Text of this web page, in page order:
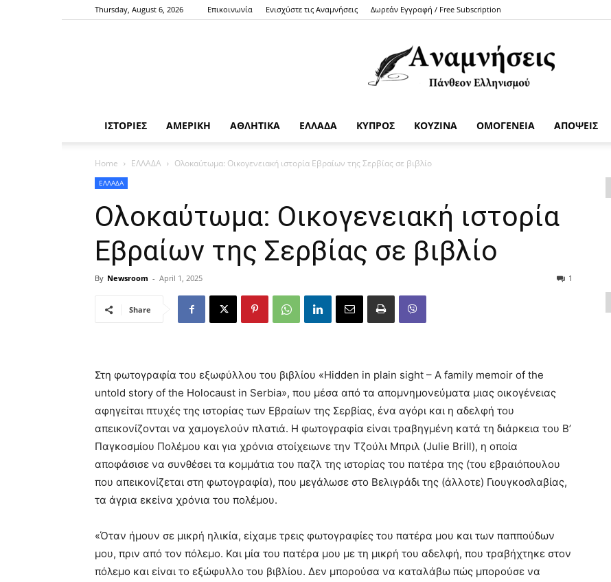
Thursday, August 6, 2026 Επικοινωνία Ενισχύστε τις Αναμνήσεις Δωρεάν Εγγραφή / Free Subscription
ΙΣΤΟΡΙΕΣ ΑΜΕΡΙΚΗ ΑΘΛΗΤΙΚΑ ΕΛΛΑΔΑ ΚΥΠΡΟΣ ΚΟΥΖΙΝΑ ΟΜΟΓΕΝΕΙΑ ΑΠΟΨΕΙΣ
Home ΕΛΛΑΔΑ Ολοκαύτωμα: Οικογενειακή ιστορία Εβραίων της Σερβίας σε βιβλίο
ΕΛΛΑΔΑ
Ολοκαύτωμα: Οικογενειακή ιστορία
Εβραίων της Σερβίας σε βιβλίο
By Newsroom - April 1, 2025 1
Share
Στη φωτογραφία του εξωφύλλου του βιβλίου «Hidden in plain sight – A family memoir of the
untold story of the Holocaust in Serbia», που μέσα από τα απομνημονεύματα μιας οικογένειας
αφηγείται πτυχές της ιστορίας των Εβραίων της Σερβίας, ένα αγόρι και η αδελφή του
απεικονίζονται να χαμογελούν πλατιά. Η φωτογραφία είναι τραβηγμένη κατά τη διάρκεια του Β’
Παγκοσμίου Πολέμου και για χρόνια στοίχειωνε την Τζούλι Μπριλ (Julie Brill), η οποία
αποφάσισε να συνθέσει τα κομμάτια του παζλ της ιστορίας του πατέρα της (του εβραιόπουλου
που απεικονίζεται στη φωτογραφία), που μεγάλωσε στο Βελιγράδι της (άλλοτε) Γιουγκοσλαβίας,
τα άγρια εκείνα χρόνια του πολέμου.
«Όταν ήμουν σε μικρή ηλικία, είχαμε τρεις φωτογραφίες του πατέρα μου και των παππούδων
μου, πριν από τον πόλεμο. Και μία του πατέρα μου με τη μικρή του αδελφή, που τραβήχτηκε στον
πόλεμο και είναι το εξώφυλλο του βιβλίου. Δεν μπορούσα να καταλάβω πώς μπορούσε να